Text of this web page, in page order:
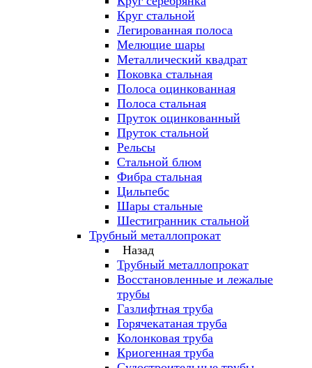
Круг стальной
Легированная полоса
Мелющие шары
Металлический квадрат
Поковка стальная
Полоса оцинкованная
Полоса стальная
Пруток оцинкованный
Пруток стальной
Рельсы
Стальной блюм
Фибра стальная
Цильпебс
Шары стальные
Шестигранник стальной
Трубный металлопрокат
Назад
Трубный металлопрокат
Восстановленные и лежалые
трубы
Газлифтная труба
Горячекатаная труба
Колонковая труба
Криогенная труба